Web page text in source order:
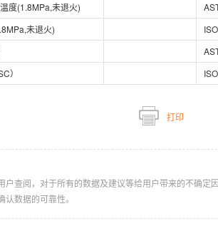
度(1.8MPa,未退火)
未退火)
）
打印
户查阅，对于所有的数据及建议等给用户带来的不确定
数据的可靠性。